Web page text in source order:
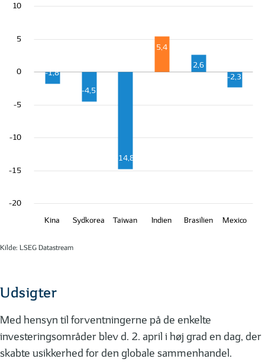
-1,8
-4,5
-14,8
5,4
2,6
-2,3
Kina Sydkorea Taiwan Indien Brasilien Mexico
-20
-15
-10
-5
0
5
10
Kilde: LSEG Datastream
Udsigter
Med hensyn til forventningerne på de enkelte
investeringsområder blev d. 2. april i høj grad en dag, der
skabte usikkerhed for den globale sammenhandel.